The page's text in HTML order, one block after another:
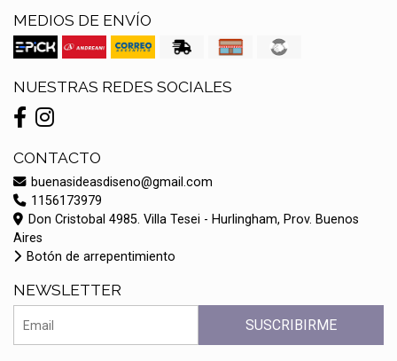
MEDIOS DE ENVÍO
NUESTRAS REDES SOCIALES
CONTACTO
buenasideasdiseno@gmail.com
1156173979
Don Cristobal 4985. Villa Tesei - Hurlingham, Prov. Buenos
Aires
Botón de arrepentimiento
NEWSLETTER
SUSCRIBIRME